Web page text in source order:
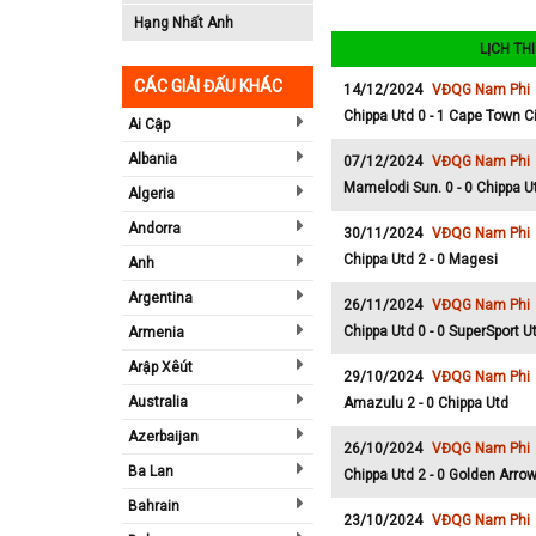
Hạng Nhất Anh
CÁC GIẢI ĐẤU KHÁC
Ai Cập
Albania
Algeria
Andorra
Anh
Argentina
Armenia
Arập Xêút
Australia
Azerbaijan
Ba Lan
Bahrain
LỊCH
14/12/2024 VĐQG Nam Phi
Chippa Utd 0 - 1 Cape Town
07/12/2024 VĐQG Nam Phi
Mamelodi Sun. 0 - 0 Chippa
30/11/2024 VĐQG Nam Phi
Chippa Utd 2 - 0 Magesi
26/11/2024 VĐQG Nam Phi
Chippa Utd 0 - 0 SuperSport
29/10/2024 VĐQG Nam Phi
Amazulu 2 - 0 Chippa Utd
26/10/2024 VĐQG Nam Phi
Chippa Utd 2 - 0 Golden
23/10/2024 VĐQG Nam Phi